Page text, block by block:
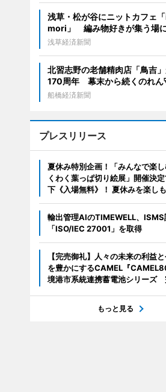
浅草・松が谷にニットカフェ
mori」 編み物好きが集う場
浅草経済新聞
北習志野の老舗精肉店「鳥吉
170周年 幕末から続くのれん
船橋経済新聞
プレスリリース
夏休み特別企画！「みんなで楽
くわく葉っぱ切り絵展」開催決
下《入場無料》！ 夏休みを楽し
輸出管理AIのTIMEWELL、ISMS
「ISO/IEC 27001」を取得
【完売御礼】人々の未来の利益
を豊かにするCAMEL『
境港市系統連携蓄電池シリーズ
もっと見る